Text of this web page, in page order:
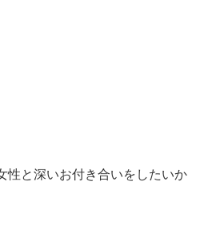
性と深いお付き合いをしたいか